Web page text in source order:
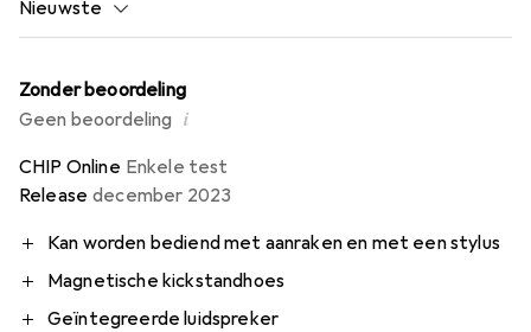
Nieuwste
Zonder beoordeling
Geen beoordeling i
CHIP Online Enkele test
Release december 2023
Kan worden bediend met aanraken en met een stylus
Magnetische kickstandhoes
Geïntegreerde luidspreker